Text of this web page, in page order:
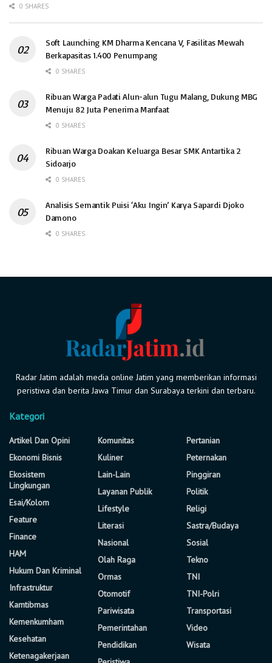
0 SHARES
Soft Launching KM Dharma Kencana V, Fasilitas Mewah
Berkapasitas 1.400 Penumpang
0 SHARES
Ribuan Warga Padati Alun-alun Tugu Malang, Dukung MBG
Menuju 82 Juta Penerima Manfaat
0 SHARES
Ribuan Warga Doakan Keluarga Besar SMK Antartika 2
Sidoarjo
0 SHARES
Analisis Semantik Puisi ‘Aku Ingin’ Karya Sapardi Djoko
Damono
0 SHARES
Radar Jatim adalah media online Jatim yang memberikan informasi
peristiwa dan berita Jawa Timur dan Surabaya terkini dan terbaru.
Kategori
Artikel Dan Opini
Ekonomi Bisnis
Ekosistem
Lingkungan
Esai/Kolom
Feature
Finance
HAM
Hukum Dan Kriminal
Infrastruktur
Kamtibmas
Kemenkumham
Kesehatan
Ketenagakerjaan
Komunitas
Kuliner
Lain-Lain
Layanan Publik
Lifestyle
Literasi
Nasional
Olah Raga
Ormas
Otomotif
Pariwisata
Pemerintahan
Pendidikan
Pertanian
Peternakan
Pinggiran
Politik
Religi
Sastra/Budaya
Sosial
Tekno
TNI
TNI-Polri
Transportasi
Video
Wisata